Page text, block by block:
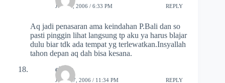
JULY 1, 2006 / 6:33 PM REPLY
Aq jadi penasaran ama keindahan P.Bali dan so
pasti pinggin lihat langsung tp aku ya harus blajar
dulu biar tdk ada tempat yg terlewatkan.Insyallah
tahon depan aq dah bisa kesana.
eloise
JULY 27, 2006 / 11:34 PM REPLY